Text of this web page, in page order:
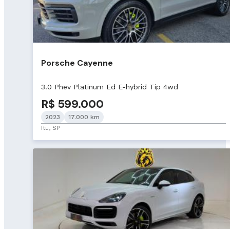
Porsche Cayenne
3.0 Phev Platinum Ed E-hybrid Tip 4wd
R$ 599.000
2023
17.000 km
Itu, SP